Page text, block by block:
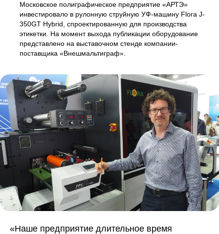
Московское полиграфическое предприятие «АРТЭ»
инвестировало в рулонную струйную УФ-машину Flora J-
350GT Hybrid, спроектированную для производства
этикетки. На момент выхода публикации оборудование
представлено на выставочном стенде компании-
поставщика «Внешмальтиграф».
«Наше предприятие длительное время